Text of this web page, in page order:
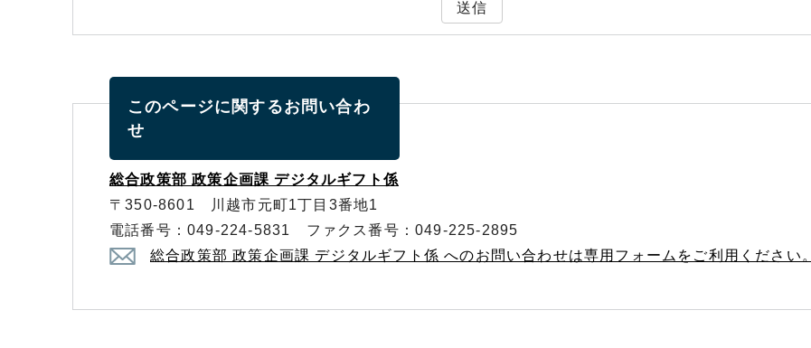
送信
このページに関するお問い合わ
せ
総合政策部 政策企画課 デジタルギフト係
〒350-8601 川越市元町1丁目3番地1
電話番号：049-224-5831 ファクス番号：049-225-2895
総合政策部 政策企画課 デジタルギフト係 へのお問い合わせは専用フォームをご利用ください。